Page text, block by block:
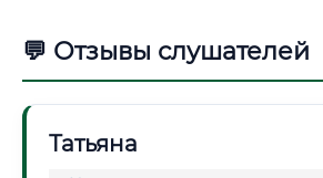
💬 Отзывы слушателей
Татьяна